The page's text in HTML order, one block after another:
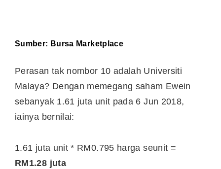
Sumber: Bursa Marketplace
Perasan tak nombor 10 adalah Universiti
Malaya? Dengan memegang saham Ewein
sebanyak 1.61 juta unit pada 6 Jun 2018,
iainya bernilai:
1.61 juta unit * RM0.795 harga seunit =
RM1.28 juta